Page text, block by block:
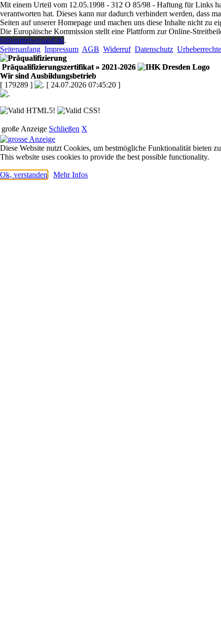
Mit einem Urteil vom 12.05.1998 - 312 O 85/98 - Haftung für Links
verantworten hat. Dieses kann nur dadurch verhindert werden, dass
Seiten auf unserer Homepage und machen uns diese Inhalte nicht
Die Europäische Kommission stellt eine Plattform zur Online-
hilfsmittelversand.de.
Seitenanfang Impressum AGB Widerruf Datenschutz Urheberrechte
Präqualifizierungszertifikat» 2021-2026
Wir sind Ausbildungsbetrieb
[ 179289 ]
[ 24.07.2026 07:45:20 ]
große Anzeige Schließen X
Diese Website nutzt Cookies, um bestmögliche Funktionalität bieten
This website uses cookies to provide the best possible functionality.
Ok, verstanden Mehr Infos